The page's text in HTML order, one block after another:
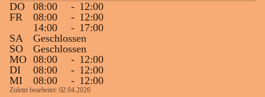
DO
08:00 - 12:00
FR
08:00 - 12:00
14:00
- 17:00
SA
Geschlossen
SO
Geschlossen
MO 08:00 - 12:00
DI
08:00 - 12:00
MI
08:00 - 12:00
Zuletzt bearbeitet: 02.04.2026